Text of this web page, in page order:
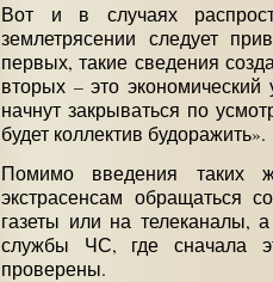
Вот и в случаях
землетрясении следует
первых, такие сведения
вторых – это
начнут закрываться по
будет коллектив будоражить».
Помимо введения таких
экстрасенсам обращаться
газеты или на телеканалы,
службы ЧС, где сначала
проверены.